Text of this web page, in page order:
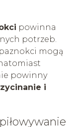
powinna
potrzeb.
mogą
powinny
i